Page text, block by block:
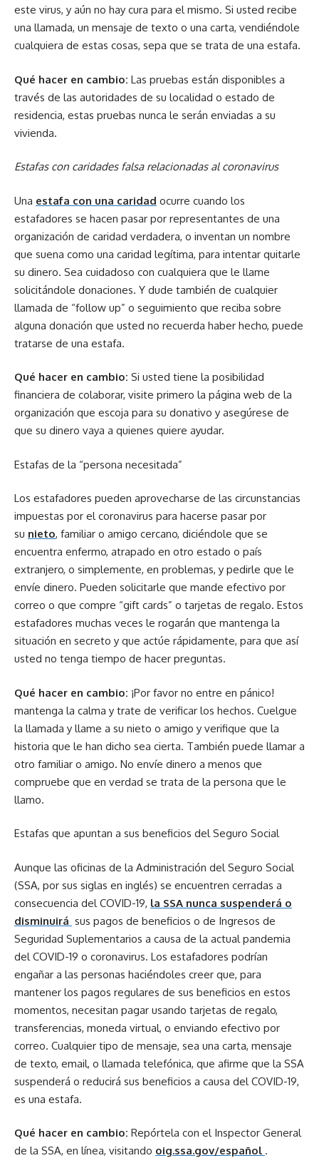
este virus, y aún no hay cura para el mismo. Si usted recibe
una llamada, un mensaje de texto o una carta, vendiéndole
cualquiera de estas cosas, sepa que se trata de una estafa.
Qué hacer en cambio: Las pruebas están disponibles a
través de las autoridades de su localidad o estado de
residencia, estas pruebas nunca le serán enviadas a su
vivienda.
Estafas con caridades falsa relacionadas al coronavirus
Una estafa con una caridad ocurre cuando los
estafadores se hacen pasar por representantes de una
organización de caridad verdadera, o inventan un nombre
que suena como una caridad legítima, para intentar quitarle
su dinero. Sea cuidadoso con cualquiera que le llame
solicitándole donaciones. Y dude también de cualquier
llamada de “follow up” o seguimiento que reciba sobre
alguna donación que usted no recuerda haber hecho, puede
tratarse de una estafa.
Qué hacer en cambio: Si usted tiene la posibilidad
financiera de colaborar, visite primero la página web de la
organización que escoja para su donativo y asegúrese de
que su dinero vaya a quienes quiere ayudar.
Estafas de la “persona necesitada”
Los estafadores pueden aprovecharse de las circunstancias
impuestas por el coronavirus para hacerse pasar por
su nieto, familiar o amigo cercano, diciéndole que se
encuentra enfermo, atrapado en otro estado o país
extranjero, o simplemente, en problemas, y pedirle que le
envíe dinero. Pueden solicitarle que mande efectivo por
correo o que compre “gift cards” o tarjetas de regalo. Estos
estafadores muchas veces le rogarán que mantenga la
situación en secreto y que actúe rápidamente, para que así
usted no tenga tiempo de hacer preguntas.
Qué hacer en cambio: ¡Por favor no entre en pánico!
mantenga la calma y trate de verificar los hechos. Cuelgue
la llamada y llame a su nieto o amigo y verifique que la
historia que le han dicho sea cierta. También puede llamar a
otro familiar o amigo. No envíe dinero a menos que
compruebe que en verdad se trata de la persona que le
llamo.
Estafas que apuntan a sus beneficios del Seguro Social
Aunque las oficinas de la Administración del Seguro Social
(SSA, por sus siglas en inglés) se encuentren cerradas a
consecuencia del COVID-19, la SSA nunca suspenderá o
disminuirá sus pagos de beneficios o de Ingresos de
Seguridad Suplementarios a causa de la actual pandemia
del COVID-19 o coronavirus. Los estafadores podrían
engañar a las personas haciéndoles creer que, para
mantener los pagos regulares de sus beneficios en estos
momentos, necesitan pagar usando tarjetas de regalo,
transferencias, moneda virtual, o enviando efectivo por
correo. Cualquier tipo de mensaje, sea una carta, mensaje
de texto, email, o llamada telefónica, que afirme que la SSA
suspenderá o reducirá sus beneficios a causa del COVID-19,
es una estafa.
Qué hacer en cambio: Repórtela con el Inspector General
de la SSA, en línea, visitando oig.ssa.gov/español .